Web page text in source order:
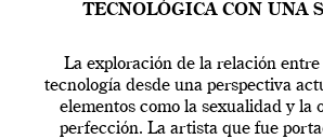
TECNOLÓGICA CON UNA
La exploración de la relación
tecnología desde una perspectiva
elementos como la sexualidad y la
perfección. La artista que fue